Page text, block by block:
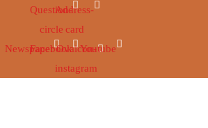
Question-
circle
Address-
card
Newspaper
FacebookOvaicon-
instagram
Youtube